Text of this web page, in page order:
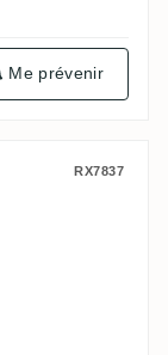
Me prévenir
14 Nanny
RX7837